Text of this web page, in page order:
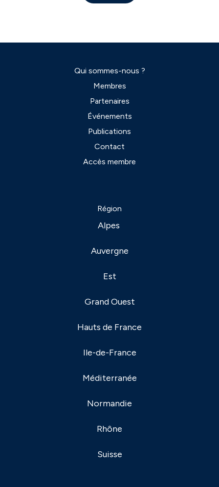
Qui sommes-nous ?
Membres
Partenaires
Événements
Publications
Contact
Accès membre
Région
Alpes
Auvergne
Est
Grand Ouest
Hauts de France
Ile-de-France
Méditerranée
Normandie
Rhône
Suisse